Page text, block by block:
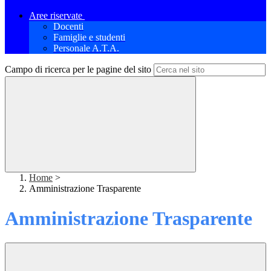
Aree riservate
Docenti
Famiglie e studenti
Personale A.T.A.
Campo di ricerca per le pagine del sito
Home >
Amministrazione Trasparente
Amministrazione Trasparente